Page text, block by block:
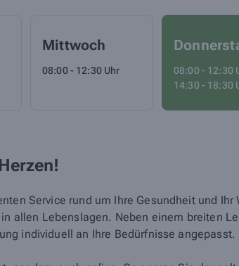
Mittwoch
08:00 - 12:30 Uhr
08:00 - 12:30
14:30 - 18:30
Service rund um Ihre Gesundheit und
allen Lebenslagen. Neben einem breiten
individuell an Ihre Bedürfnisse angepasst.